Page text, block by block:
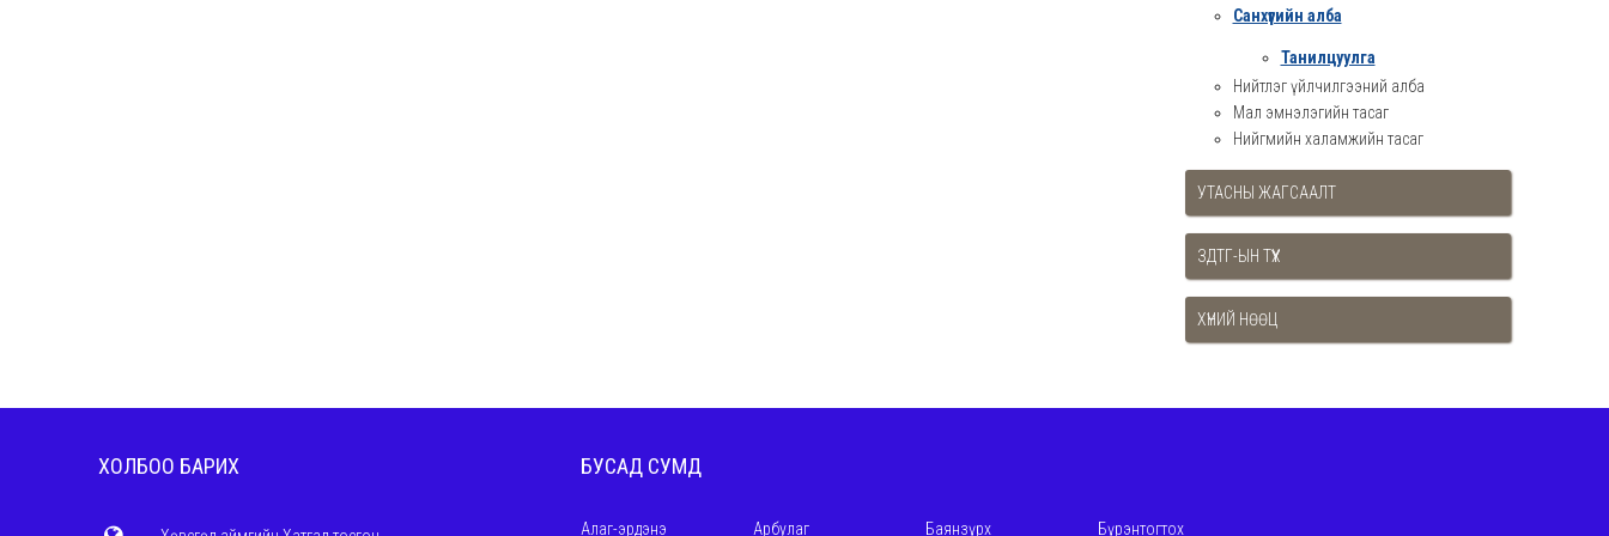
Санхүүгийн алба
Танилцуулга
Нийтлэг үйлчилгээний алба
Мал эмнэлэгийн тасаг
Нийгмийн халамжийн тасаг
УТАСНЫ ЖАГСААЛТ
ЗДТГ-ЫН ТҮҮХ
ХҮНИЙ НӨӨЦ
ХОЛБОО БАРИХ БУСАД СУМД
Алаг-эрдэнэ Арбулаг Баянзүрх Бүрэнтогтох